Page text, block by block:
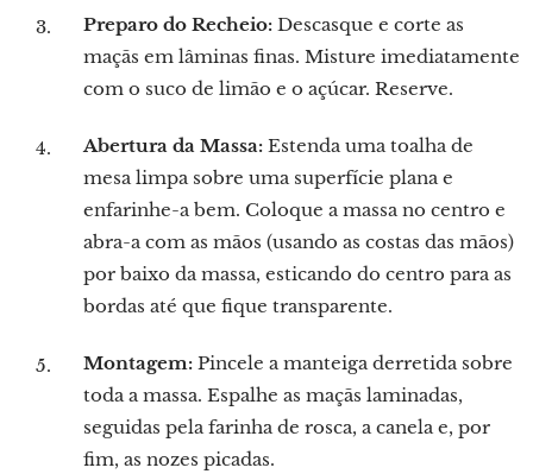
Preparo do Recheio: Descasque e corte as
maçãs em lâminas finas. Misture imediatamente
com o suco de limão e o açúcar. Reserve.
Abertura da Massa: Estenda uma toalha de
mesa limpa sobre uma superfície plana e
enfarinhe-a bem. Coloque a massa no centro e
abra-a com as mãos (usando as costas das mãos)
por baixo da massa, esticando do centro para as
bordas até que fique transparente.
Montagem: Pincele a manteiga derretida sobre
toda a massa. Espalhe as maçãs laminadas,
seguidas pela farinha de rosca, a canela e, por
fim, as nozes picadas.